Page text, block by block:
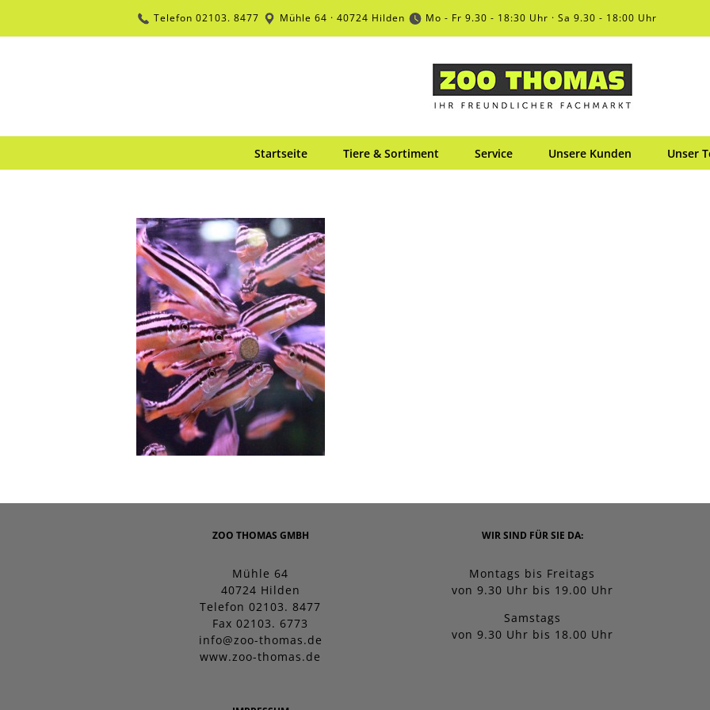
springen
Telefon 02103. 8477 Mühle 64 · 40724 Hilden Mo - Fr 9.30 - 18:30 Uhr · Sa 9.30 - 18:00 Uhr
Startseite Tiere & Sortiment Service Unsere Kunden Unser
ZOO THOMAS GMBH
Mühle 64
40724 Hilden
Telefon 02103. 8477
Fax 02103. 6773
info@zoo-thomas.de
www.zoo-thomas.de
WIR SIND FÜR SIE DA:
Montags bis Freitags
von 9.30 Uhr bis 19.00 Uhr
Samstags
von 9.30 Uhr bis 18.00 Uhr